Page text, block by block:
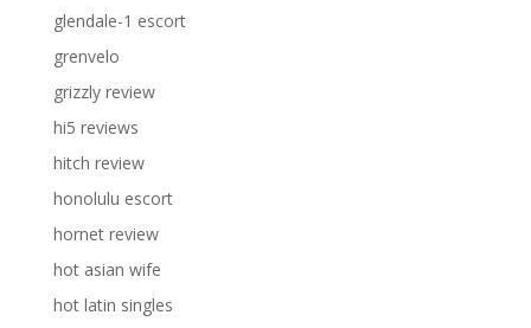
glendale-1 escort
grenvelo
grizzly review
hi5 reviews
hitch review
honolulu escort
hornet review
hot asian wife
hot latin singles